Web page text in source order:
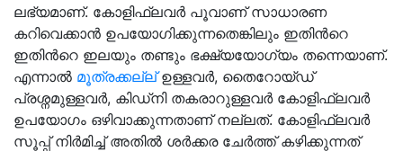
ലഭ്യമാണ്. കോളിഫ്ലവർ പൂവാണ് സാധാരണ
കറിവെക്കാൻ ഉപയോഗിക്കുന്നതെങ്കിലും ഇതിൻറെ
ഇതിൻറെ ഇലയും തണ്ടും ഭക്ഷ്യയോഗ്യം തന്നെയാണ്.
എന്നാൽ മൂത്രക്കല്ല്ഉള്ളവർ, തൈറോയ്ഡ്
പ്രശ്നമുള്ളവർ, കിഡ്നി തകരാറുള്ളവർ കോളിഫ്ലവർ
ഉപയോഗം ഒഴിവാക്കുന്നതാണ് നല്ലത്. കോളിഫ്ലവർ
സൂപ്പ് നിർമിച്ച് അതിൽ ശർക്കര ചേർത്ത് കഴിക്കുന്നത്